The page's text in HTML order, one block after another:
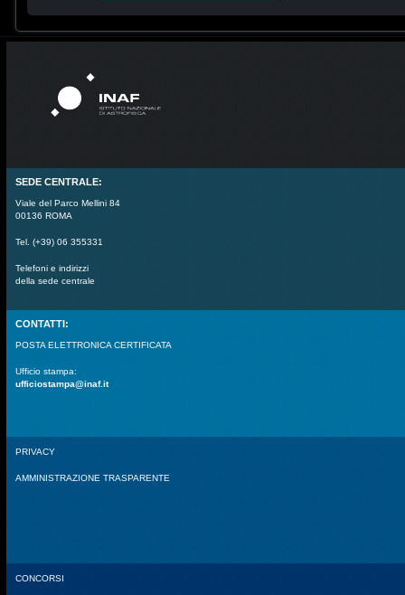
SEDE CENTRALE:
Viale del Parco Mellini 84
00136 ROMA
Tel. (+39) 06 355331
Telefoni e indirizzi
della sede centrale
CONTATTI:
POSTA ELETTRONICA CERTIFICATA
Ufficio stampa:
ufficiostampa@inaf.it
PRIVACY
AMMINISTRAZIONE TRASPARENTE
CONCORSI